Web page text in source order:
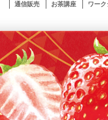
通信販売 お茶講座 ワー